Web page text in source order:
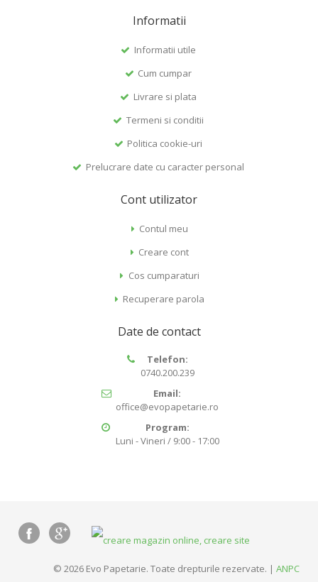
Informatii
Informatii utile
Cum cumpar
Livrare si plata
Termeni si conditii
Politica cookie-uri
Prelucrare date cu caracter personal
Cont utilizator
Contul meu
Creare cont
Cos cumparaturi
Recuperare parola
Date de contact
Telefon:
0740.200.239
Email:
office@evopapetarie.ro
Program:
Luni - Vineri / 9:00 - 17:00
© 2026 Evo Papetarie. Toate drepturile rezervate. | ANPC